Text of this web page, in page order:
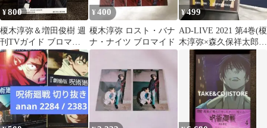
¥800
榎木淳弥＆増田俊樹 週
刊TVガイド ブロマイ
ド2枚セット
¥ 400
榎木淳弥 ロスト・バナ
ナ・ナイツ ブロマイド
¥499
AD-LIVE 2021 第4巻(榎
木淳弥×森久保祥太郎)
〈2枚組〉